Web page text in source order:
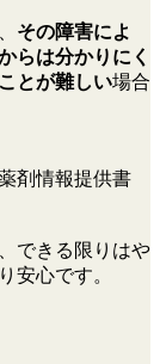
その障害によ
らは分かりにく
とが難しい場合
剤情報提供書
できる限りはや
安心です。